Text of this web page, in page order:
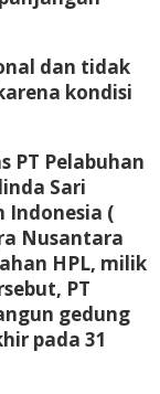
dan tidak
kondisi
PT Pelabuhan
Sari
Indonesia (
Nusantara
HPL, milik
PT
gedung
pada 31